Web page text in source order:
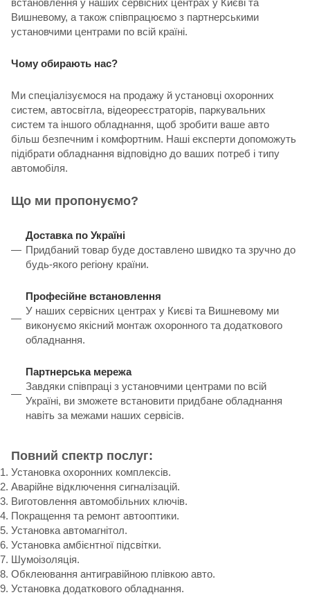
встановлення у наших сервісних центрах у Києві та
Вишневому, а також співпрацюємо з партнерськими
установчими центрами по всій країні.
Чому обирають нас?
Ми спеціалізуємося на продажу й установці охоронних
систем, автосвітла, відеореєстраторів, паркувальних
систем та іншого обладнання, щоб зробити ваше авто
більш безпечним і комфортним. Наші експерти допоможуть
підібрати обладнання відповідно до ваших потреб і типу
автомобіля.
Що ми пропонуємо?
Доставка по Україні
Придбаний товар буде доставлено швидко та зручно до
будь-якого регіону країни.
Професійне встановлення
У наших сервісних центрах у Києві та Вишневому ми
виконуємо якісний монтаж охоронного та додаткового
обладнання.
Партнерська мережа
Завдяки співпраці з установчими центрами по всій
Україні, ви зможете встановити придбане обладнання
навіть за межами наших сервісів.
Повний спектр послуг:
Установка охоронних комплексів.
Аварійне відключення сигналізацій.
Виготовлення автомобільних ключів.
Покращення та ремонт автооптики.
Установка автомагнітол.
Установка амбієнтної підсвітки.
Шумоізоляція.
Обклеювання антигравійною плівкою авто.
Установка додаткового обладнання.